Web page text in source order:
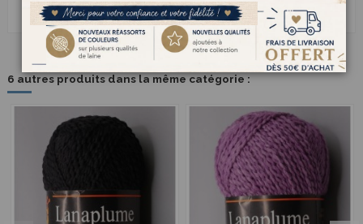
souple.
6 autres produits dans la même catégorie :